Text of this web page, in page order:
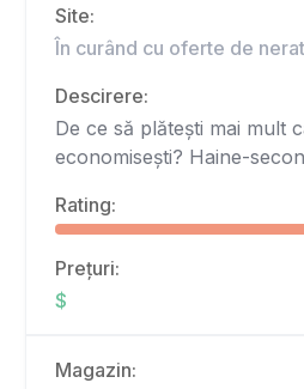
Site:
În curând cu oferte de
Descirere:
De ce să plătești mai mult
economisești? Haine-
Rating:
Prețuri:
$
Magazin: